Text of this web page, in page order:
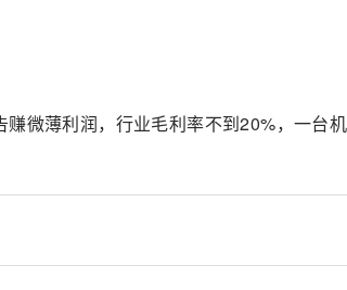
微薄利润，行业毛利率不到20%，一台机